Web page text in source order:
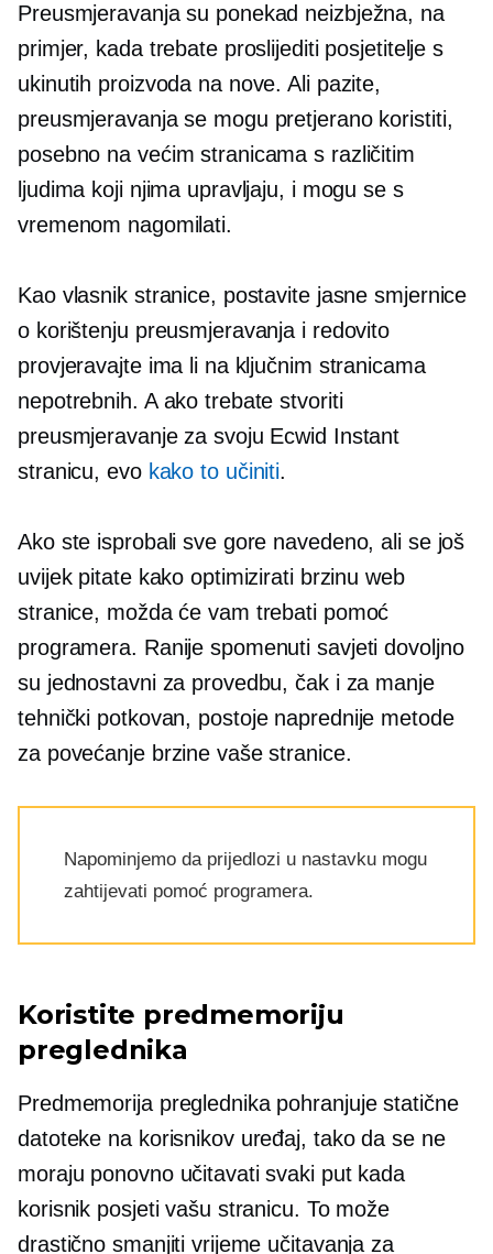
Preusmjeravanja su ponekad neizbježna, na
primjer, kada trebate proslijediti posjetitelje s
ukinutih proizvoda na nove. Ali pazite,
preusmjeravanja se mogu pretjerano koristiti,
posebno na većim stranicama s različitim
ljudima koji njima upravljaju, i mogu se s
vremenom nagomilati.
Kao vlasnik stranice, postavite jasne smjernice
o korištenju preusmjeravanja i redovito
provjeravajte ima li na ključnim stranicama
nepotrebnih. A ako trebate stvoriti
preusmjeravanje za svoju Ecwid Instant
stranicu, evo kako to učiniti.
Ako ste isprobali sve gore navedeno, ali se još
uvijek pitate kako optimizirati brzinu web
stranice, možda će vam trebati pomoć
programera. Ranije spomenuti savjeti dovoljno
su jednostavni za provedbu, čak i za manje
tehnički potkovan, postoje naprednije metode
za povećanje brzine vaše stranice.
Napominjemo da prijedlozi u nastavku mogu
zahtijevati pomoć programera.
Koristite predmemoriju
preglednika
Predmemorija preglednika pohranjuje statične
datoteke na korisnikov uređaj, tako da se ne
moraju ponovno učitavati svaki put kada
korisnik posjeti vašu stranicu. To može
drastično smanjiti vrijeme učitavanja za